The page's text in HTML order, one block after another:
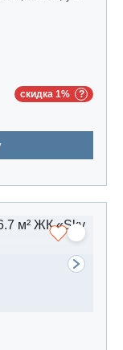
скидка 1%